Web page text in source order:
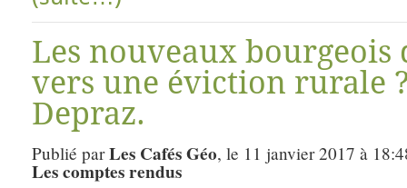
Les nouveaux bourgeois
vers une éviction rurale
Depraz.
Publié parLes Cafés Géo, le 11 janvier 2017 à
Les comptes rendus